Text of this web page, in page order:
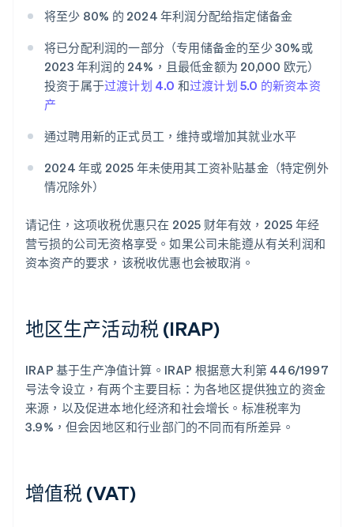
将至少 80% 的 2024 年利润分配给指定储备金
将已分配利润的一部分（专用储备金的至少 30%或
2023 年利润的 24%，且最低金额为 20,000 欧元）
投资于属于过渡计划 4.0 和过渡计划 5.0 的新资本资
产
通过聘用新的正式员工，维持或增加其就业水平
2024 年或 2025 年未使用其工资补贴基金（特定例外
情况除外）
请记住，这项收税优惠只在 2025 财年有效，2025 年经
营亏损的公司无资格享受。如果公司未能遵从有关利润和
资本资产的要求，该税收优惠也会被取消。
地区生产活动税 (IRAP)
IRAP 基于生产净值计算。IRAP 根据意大利第 446/1997
号法令设立，有两个主要目标：为各地区提供独立的资金
来源，以及促进本地化经济和社会增长。标准税率为
3.9%，但会因地区和行业部门的不同而有所差异。
增值税 (VAT)